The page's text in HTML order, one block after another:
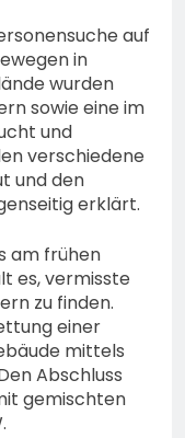
auf
in
wurden
sowie eine im
und
verschiedene
und den
erklärt.
am frühen
es, vermisste
zu finden.
einer
mittels
Abschluss
gemischten